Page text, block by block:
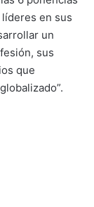
en sus
un
sus
que